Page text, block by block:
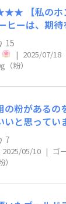
ールドスペ
ヒーは、期
かなコク」を
れたアイスコ
りとした苦味
】あり 【こんな時
したい時に 来客時
ー好きの方に
ッキリとリ
15
| 2025/07/18
（粉）
の粉があるの
いと思ってい
を冷やしたと
した！ つい
は丁寧に淹れ
7
2025/05/10 | ゴ